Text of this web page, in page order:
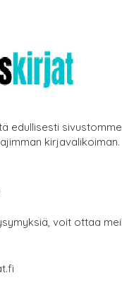
edullisesti
kirjavalikoiman.
voit ottaa